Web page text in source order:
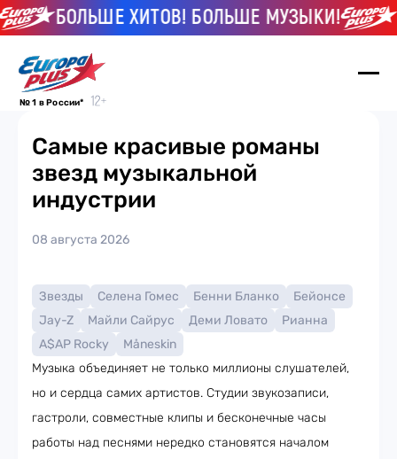
БОЛЬШЕ ХИТОВ! БОЛЬШЕ МУЗЫКИ!
№ 1 в России*
Самые красивые романы
звезд музыкальной
индустрии
08 августа 2026
Звезды Селена Гомес Бенни Бланко
Бейонсе
Jay-Z
Майли Сайрус Деми Ловато
Рианна
A$AP Rocky
Måneskin
Музыка объединяет не только миллионы слушателей,
но и сердца самих артистов. Студии звукозаписи,
гастроли, совместные клипы и бесконечные часы
работы над песнями нередко становятся началом